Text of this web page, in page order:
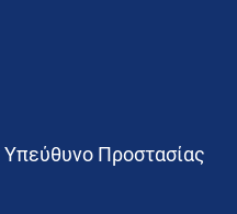
Προστασίας